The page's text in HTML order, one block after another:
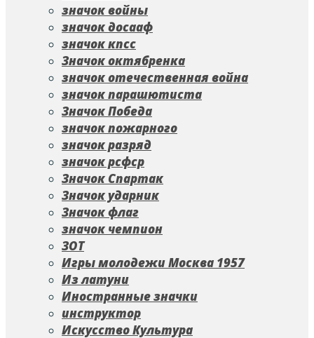
значок войны
значок досааф
значок кпсс
Значок октябренка
значок отечественная война
значок парашютиста
Значок Победа
значок пожарного
значок разряд
значок рсфср
Значок Спартак
Значок ударник
Значок флаг
значок чемпион
ЗОТ
Игры молодежи Москва 1957
Из латуни
Иностранные значки
инструктор
Искусство Культура